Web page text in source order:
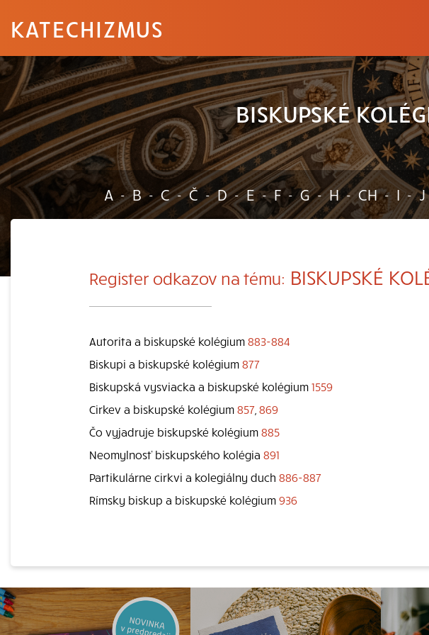
KATECHIZMUS
BISKUPSKÉ
A - B - C - Č - D - E - F - G - H - CH - I - J
Register odkazov na tému: BISKUPSKÉ
Autorita a biskupské kolégium 883-884
Biskupi a biskupské kolégium 877
Biskupská vysviacka a biskupské kolégium 1559
Cirkev a biskupské kolégium 857 869
Čo vyjadruje biskupské kolégium 885
Neomylnosť biskupského kolégia 891
Partikulárne cirkvi a kolegiálny duch 886-887
Rímsky biskup a biskupské kolégium 936